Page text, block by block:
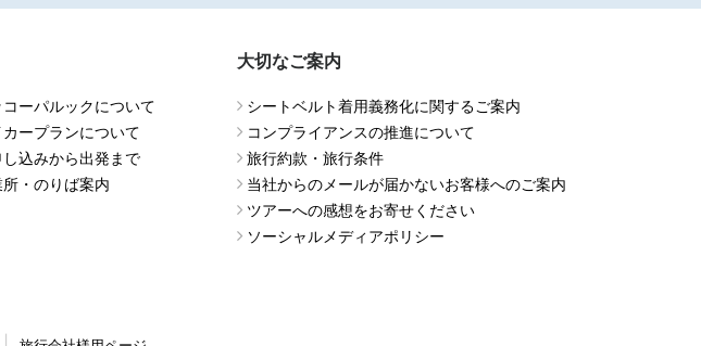
コーパルックについて
カープランについて
し込みから出発まで
・のりば案内
大切なご案内
シートベルト着用義務化に関するご案内
コンプライアンスの推進について
旅行約款・旅行条件
当社からのメールが届かないお客様へのご案内
ツアーへの感想をお寄せください
ソーシャルメディアポリシー